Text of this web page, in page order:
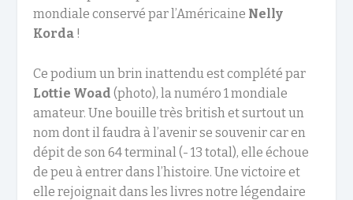
mondiale conservé par l’Américaine Nelly
Korda !
Ce podium un brin inattendu est complété par
Lottie Woad(photo), la numéro 1 mondiale
amateur. Une bouille très british et surtout un
nom dont il faudra à l’avenir se souvenir car en
dépit de son 64 terminal (- 13 total), elle échoue
de peu à entrer dans l’histoire. Une victoire et
elle rejoignait dans les livres notre légendaire